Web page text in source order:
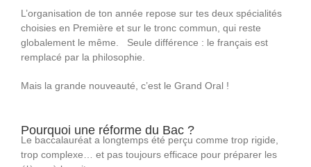
L’organisation de ton année repose sur tes deux spécialités
choisies en Première et sur le tronc commun, qui reste
globalement le même. Seule différence : le français est
remplacé par la philosophie.
Mais la grande nouveauté, c’est le Grand Oral !
Pourquoi une réforme du Bac ?
Le baccalauréat a longtemps été perçu comme trop rigide,
trop complexe… et pas toujours efficace pour préparer les